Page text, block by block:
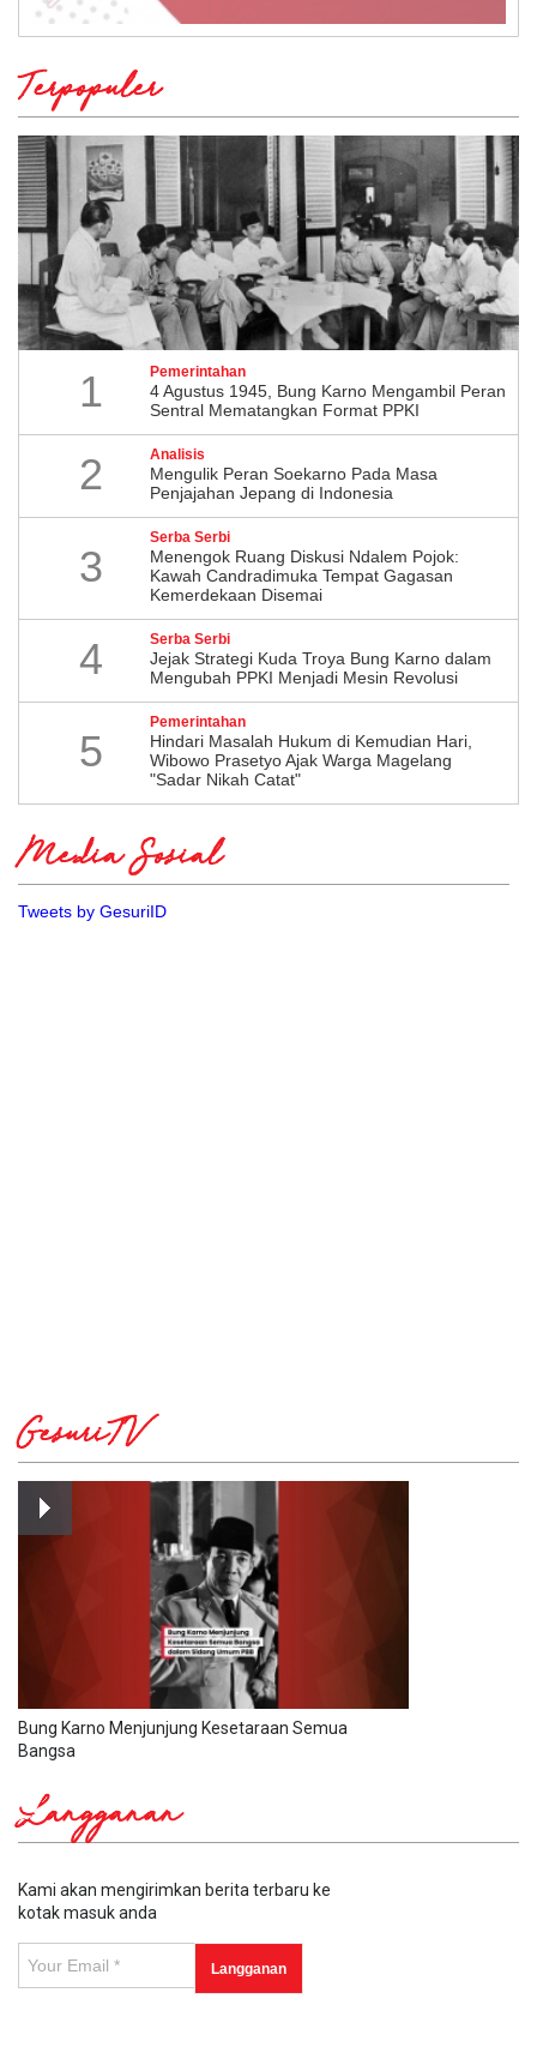
Terpopuler
1 Pemerintahan
4 Agustus 1945, Bung Karno Mengambil Peran
Sentral Mematangkan Format PPKI
2 Analisis
Mengulik Peran Soekarno Pada Masa
Penjajahan Jepang di Indonesia
3
Serba Serbi
Menengok Ruang Diskusi Ndalem Pojok:
Kawah Candradimuka Tempat Gagasan
Kemerdekaan Disemai
4 Serba Serbi
Jejak Strategi Kuda Troya Bung Karno dalam
Mengubah PPKI Menjadi Mesin Revolusi
5
Pemerintahan
Hindari Masalah Hukum di Kemudian Hari,
Wibowo Prasetyo Ajak Warga Magelang
"Sadar Nikah Catat"
Media Sosial
Tweets by GesuriID
GesuriTV
Bung Karno Menjunjung Kesetaraan Semua
Bangsa
Langganan
Kami akan mengirimkan berita terbaru ke
kotak masuk anda